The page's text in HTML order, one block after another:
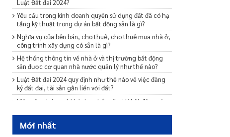
Luật Đất đai 2024?
Yêu cầu trong kinh doanh quyền sử dụng đất đã có hạ
tầng kỹ thuật trong dự án bất động sản là gì?
Nghĩa vụ của bên bán, cho thuê, cho thuê mua nhà ở,
công trình xây dựng có sẵn là gì?
Hệ thống thông tin về nhà ở và thị trường bất động
sản được cơ quan nhà nước quản lý như thế nào?
Luật Đất đai 2024 quy định như thế nào về việc đăng
ký đất đai, tài sản gắn liền với đất?
Việc cấp chứng chỉ hành nghề môi giới bất động sản
Các quy định về phương thức tổ chức kỳ thi sát hạch
và cấp chứng chỉ hành nghề môi giới BĐS là gì?
Mới nhất